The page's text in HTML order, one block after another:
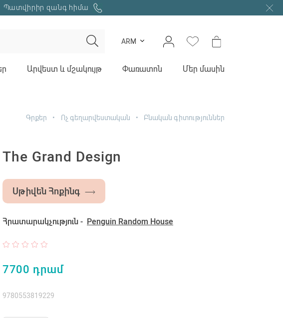
Պատվիրիր զանգ հիմա
ARM
Արվեստ և մշակույթ Փառատոն Մեր մասին
Գրքեր Ոչ գեղարվեստական Բնական գիտություններ
The Grand Design
Սթիվեն Հոքինգ
Հրատարակչություն - Penguin Random House
7700 դրամ
9780553819229